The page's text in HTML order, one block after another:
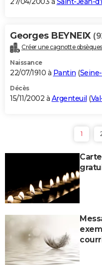
Georges BEYNEIX
Créer une cagnotte obsèques
Naissance
22/07/1910 à Pantin (
Décès
15/11/2002 à Argenteuil (
1